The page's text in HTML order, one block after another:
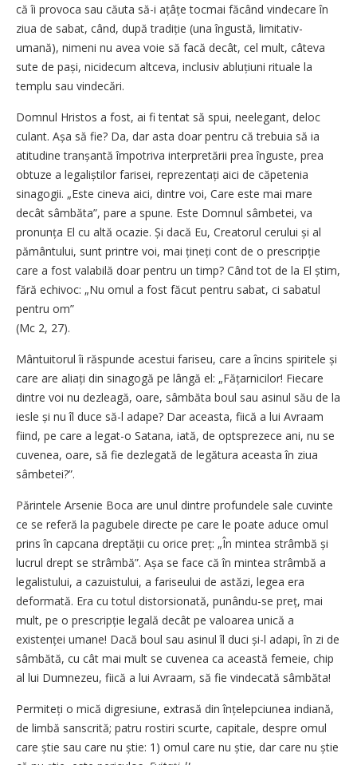
că îi provoca sau căuta să-i ațâțe tocmai făcând vindecare în
ziua de sabat, când, după tradiție (una îngustă, limitativ-
umană), nimeni nu avea voie să facă decât, cel mult, câteva
sute de pași, nicidecum altceva, inclusiv abluțiuni rituale la
templu sau vindecări.
Domnul Hristos a fost, ai fi tentat să spui, neelegant, deloc
culant. Așa să fie? Da, dar asta doar pentru că trebuia să ia
atitudine tranșantă împotriva interpretării prea înguste, prea
obtuze a legaliștilor farisei, reprezentați aici de căpetenia
sinagogii. „Este cineva aici, dintre voi, Care este mai mare
decât sâmbăta”, pare a spune. Este Domnul sâmbetei, va
pronunța El cu altă ocazie. Și dacă Eu, Creatorul cerului și al
pământului, sunt printre voi, mai țineți cont de o prescripție
care a fost valabilă doar pentru un timp? Când tot de la El știm,
fără echivoc: „Nu omul a fost făcut pentru sabat, ci sabatul
pentru om”
(Mc 2, 27).
Mântuitorul îi răspunde acestui fariseu, care a încins spiritele și
care are aliați din sinagogă pe lângă el: „Fățarnicilor! Fiecare
dintre voi nu dezleagă, oare, sâmbăta boul sau asinul său de la
­iesle și nu îl duce să-l adape? Dar aceasta, fiică a lui Avraam
fiind, pe care a legat-o Satana, iată, de optsprezece ani, nu se
cuvenea, oare, să fie dezlegată de legătura aceasta în ziua
sâmbetei?”.
Părintele Arsenie Boca are unul dintre profundele sale cuvinte
ce se referă la pagubele directe pe care le poate aduce omul
prins în capcana dreptății cu orice preț: „În mintea strâmbă și
lucrul drept se strâmbă”. Așa se face că în mintea strâmbă a
legalistului, a cazuistului, a fariseului de astăzi, legea era
deformată. Era cu totul distorsionată, punându-se preț, mai
mult, pe o prescripție legală decât pe valoarea unică a
existenței umane! Dacă boul sau asinul îl duci și-l adapi, în zi de
sâmbătă, cu cât mai mult se cuvenea ca această femeie, chip
al lui Dumnezeu, fiică a lui Avraam, să fie vindecată sâmbăta!
Permiteți o mică digresiune, extrasă din înțelepciunea indiană,
de limbă sanscrită; patru rostiri scurte, capitale, despre omul
care știe sau care nu știe: 1) omul care nu știe, dar care nu știe